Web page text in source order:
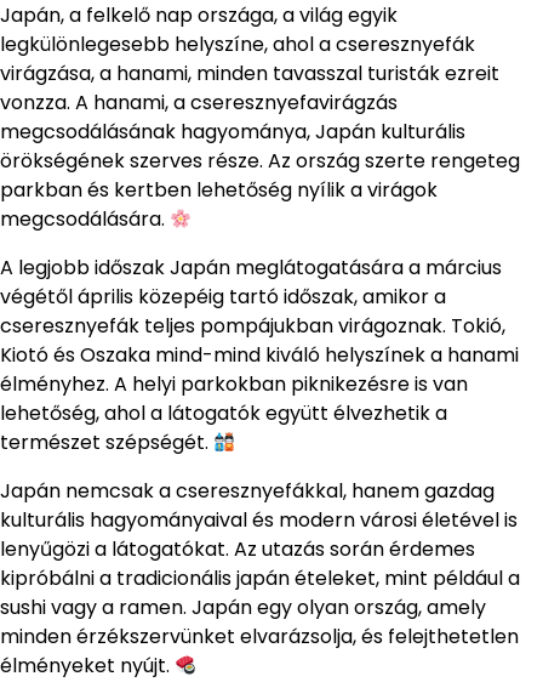
Japán, a felkelő nap országa, a világ egyik
legkülönlegesebb helyszíne, ahol a cseresznyefák
virágzása, a hanami, minden tavasszal turisták ezreit
vonzza. A hanami, a cseresznyefavirágzás
megcsodálásának hagyománya, Japán kulturális
örökségének szerves része. Az ország szerte rengeteg
parkban és kertben lehetőség nyílik a virágok
megcsodálására.
A legjobb időszak Japán meglátogatására a március
végétől április közepéig tartó időszak, amikor a
cseresznyefák teljes pompájukban virágoznak. Tokió,
Kiotó és Oszaka mind-mind kiváló helyszínek a hanami
élményhez. A helyi parkokban piknikezésre is van
lehetőség, ahol a látogatók együtt élvezhetik a
természet szépségét.
Japán nemcsak a cseresznyefákkal, hanem gazdag
kulturális hagyományaival és modern városi életével is
lenyűgözi a látogatókat. Az utazás során érdemes
kipróbálni a tradicionális japán ételeket, mint például a
sushi vagy a ramen. Japán egy olyan ország, amely
minden érzékszervünket elvarázsolja, és felejthetetlen
élményeket nyújt.